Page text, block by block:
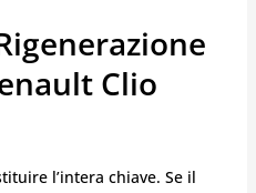
Clio
l’intera chiave. Se il